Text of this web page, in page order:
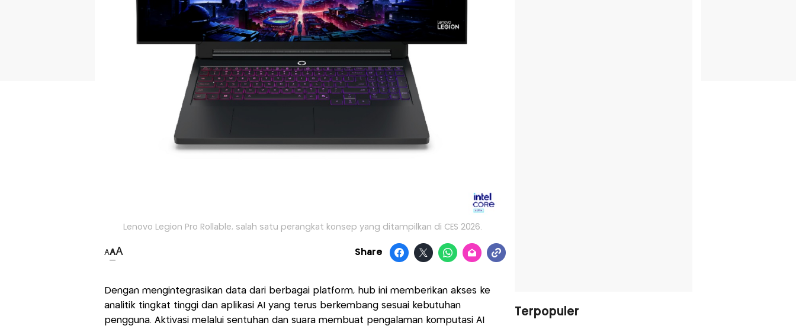
Lenovo Legion Pro Rollable, salah satu perangkat konsep yang ditampilkan di CES 2026.
AAA Share
Dengan mengintegrasikan data dari berbagai platform, hub ini memberikan akses ke
analitik tingkat tinggi dan aplikasi AI yang terus berkembang sesuai kebutuhan
pengguna. Aktivasi melalui sentuhan dan suara membuat pengalaman komputasi AI
Terpopuler